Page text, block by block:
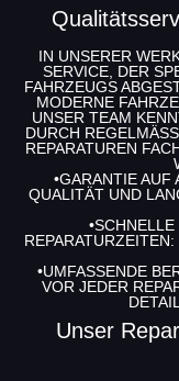
IN UNSERER
SERVICE, DER
FAHRZEUGS
MODERNE
UNSER TEAM
DURCH
EPARATUREN
•GARANTIE AUF
QUALITÄT UND
•SCHNELLE
•UMFASSENDE
VOR JEDER
Unser